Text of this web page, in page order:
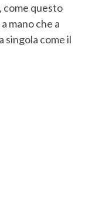
come questo
mano che a
come il